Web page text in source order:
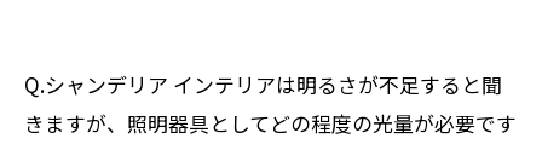
Q.シャンデリア インテリアは明るさが不足すると聞
きますが、照明器具としてどの程度の光量が必要です